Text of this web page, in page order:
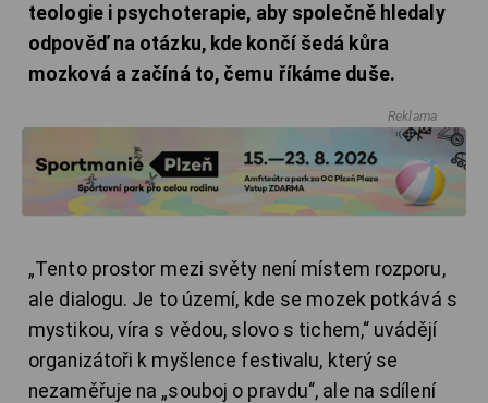
teologie i psychoterapie, aby společně hledaly
odpověď na otázku, kde končí šedá kůra
mozková a začíná to, čemu říkáme duše.
Reklama
„Tento prostor mezi světy není místem rozporu,
ale dialogu. Je to území, kde se mozek potkává s
mystikou, víra s vědou, slovo s tichem,“ uvádějí
organizátoři k myšlence festivalu, který se
nezaměřuje na „souboj o pravdu“, ale na sdílení